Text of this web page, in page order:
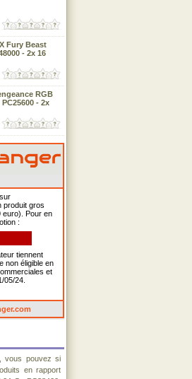
Fury Beast
- 2x 16
RGB
- 2x
produit gros
euro). Pour en
:
tiennent
non éligible en
et
05/24.
vous pouvez si
en rapport